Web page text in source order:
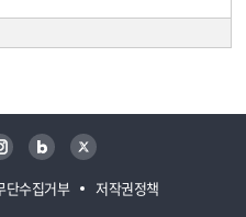
단수집거부 저작권정책
인스타그램 블로그 트위터